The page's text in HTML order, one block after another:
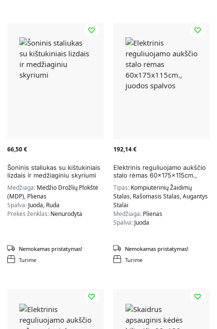
66,50€
Šoninis staliukas su kištukiniais
lizdais ir medžiaginiu skyriumi
Medžiaga: Medžio Drožlių Plokštė
(MDP), Plienas
Spalva: Juoda, Ruda
Prekės ženklas: Nenurodyta
Turime
Nemokamas pristatymas!
192,14€
Elektrinis reguliuojamo aukščio
stalo rėmas 60x175x115cm.,
juodos spalvos
Tipas: Kompiuterinių Žaidimų
Stalas, Rašomasis Stalas, Augantys
Stalai
Medžiaga: Plienas
Spalva: Juoda
Turime
Nemokamas pristatymas!